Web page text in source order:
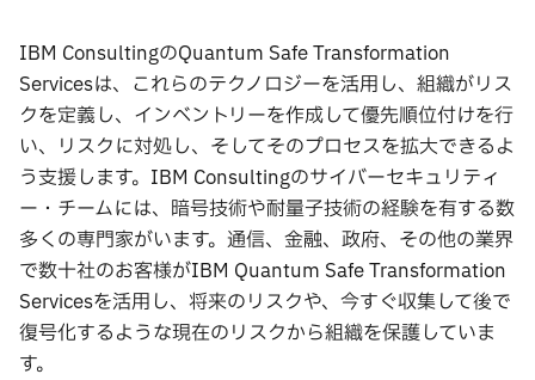
IBM ConsultingのQuantum Safe Transformation
Servicesは、これらのテクノロジーを活用し、組織がリス
クを定義し、インベントリーを作成して優先順位付けを行
い、リスクに対処し、そしてそのプロセスを拡大できるよ
う支援します。IBM Consultingのサイバーセキュリティ
ー・チームには、暗号技術や耐量子技術の経験を有する数
多くの専門家がいます。通信、金融、政府、その他の業界
で数十社のお客様がIBM Quantum Safe Transformation
Servicesを活用し、将来のリスクや、今すぐ収集して後で
復号化するような現在のリスクから組織を保護していま
す。